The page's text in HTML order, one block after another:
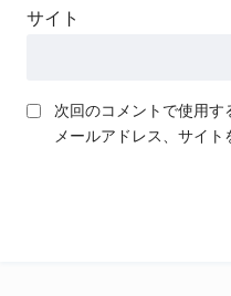
サイト
次回のコメントで使用す
メールアドレス、サイト